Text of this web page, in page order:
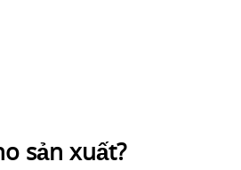
sản xuất?